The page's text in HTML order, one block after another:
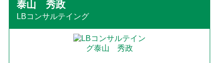
泰山 秀政
LBコンサルテイング